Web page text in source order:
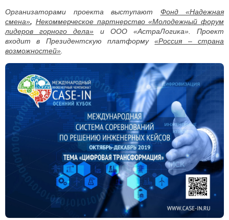
Организаторами проекта выступают Фонд «Надежная
смена», Некоммерческое партнерство «Молодежный форум
лидеров горного дела» и ООО «АстраЛогика». Проект
входит в Президентскую платформу«Россия – страна
возможностей»